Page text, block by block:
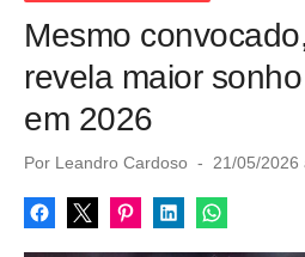
Mesmo
revela maior
em 2026
Por Leandro Cardoso
P
s
t
21/05/2026